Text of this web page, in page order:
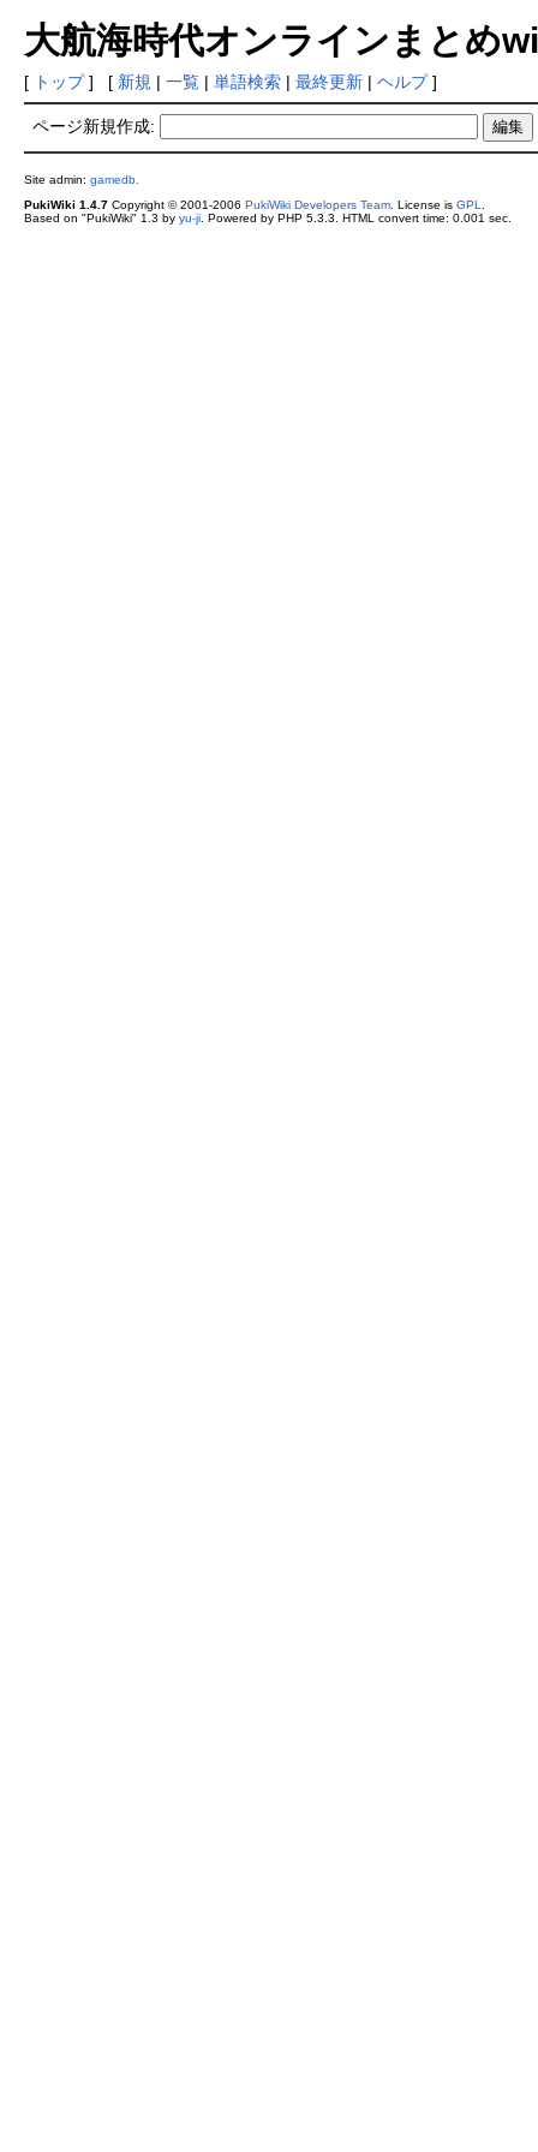
大航海時代オンラインまとめ
[ トップ] [ 新規 | 一覧| 単語検索| 最終更新| ヘルプ]
ページ新規作成:
Site admin: gamedb.
PukiWiki 1.4.7Copyright © 2001-2006 PukiWiki Developers Team. License is GPL
Based on "PukiWiki" 1.3 by yu-ji. Powered by PHP 5.3.3. HTML convert time: 0.001 sec.